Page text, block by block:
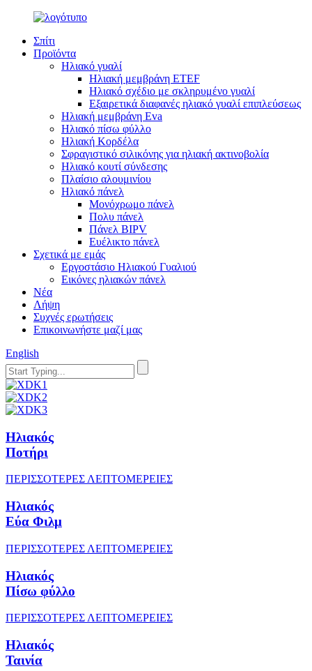
Σπίτι
Προϊόντα
Ηλιακό γυαλί
Ηλιακή μεμβράνη ETEF
Ηλιακό σχέδιο με σκληρυμένο γυαλί
Εξαιρετικά διαφανές ηλιακό γυαλί επιπλεύσεως
Ηλιακή μεμβράνη Eva
Ηλιακό πίσω φύλλο
Ηλιακή Κορδέλα
Σφραγιστικό σιλικόνης για ηλιακή ακτινοβολία
Ηλιακό κουτί σύνδεσης
Πλαίσιο αλουμινίου
Ηλιακό πάνελ
Μονόχρωμο πάνελ
Πολυ πάνελ
Πάνελ BIPV
Ευέλικτο πάνελ
Σχετικά με εμάς
Εργοστάσιο Ηλιακού Γυαλιού
Εικόνες ηλιακών πάνελ
Νέα
Λήψη
Συχνές ερωτήσεις
Επικοινωνήστε μαζί μας
English
Ηλιακός
Ποτήρι
ΠΕΡΙΣΣΟΤΕΡΕΣ ΛΕΠΤΟΜΕΡΕΙΕΣ
Ηλιακός
Εύα Φιλμ
ΠΕΡΙΣΣΟΤΕΡΕΣ ΛΕΠΤΟΜΕΡΕΙΕΣ
Ηλιακός
Πίσω φύλλο
ΠΕΡΙΣΣΟΤΕΡΕΣ ΛΕΠΤΟΜΕΡΕΙΕΣ
Ηλιακός
Ταινία